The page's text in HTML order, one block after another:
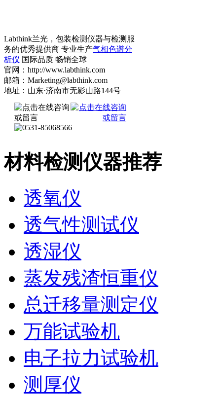
Labthink兰光，包装检测仪器与检测服
务的优秀提供商 专业生产气相色谱分
析仪 国际品质 畅销全球
官网：http://www.labthink.com
邮箱：Marketing@labthink.com
地址：山东·济南市无影山路144号
材料检测仪器推荐
透氧仪
透气性测试仪
透湿仪
蒸发残渣恒重仪
总迁移量测定仪
万能试验机
电子拉力试验机
测厚仪